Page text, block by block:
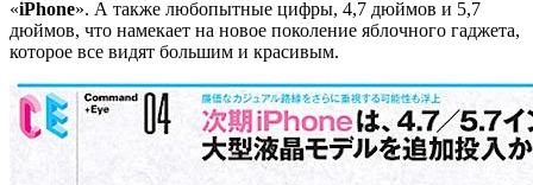
«iPhone». А также любопытные цифры, 4,7 дюймов и 5,7
дюймов, что намекает на новое поколение яблочного гаджета,
которое все видят большим и красивым.